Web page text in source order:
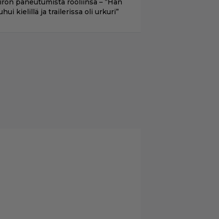
paneutumista rooliinsa – ”Hän
kielillä ja trailerissa oli urkuri”